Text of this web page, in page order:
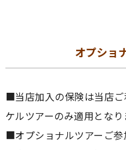
オプショ
■当店加入の保険は当店
ケルツアーのみ適用となり
■オプショナルツアーご